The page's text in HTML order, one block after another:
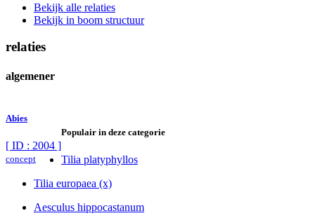
Bekijk alle relaties
Bekijk in boom structuur
relaties
algemener
Abies
[ ID : 2004 ]
concept
Populair in deze categorie
Tilia platyphyllos
Tilia europaea (x)
Aesculus hippocastanum